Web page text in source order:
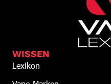
WISSEN
Lexikon